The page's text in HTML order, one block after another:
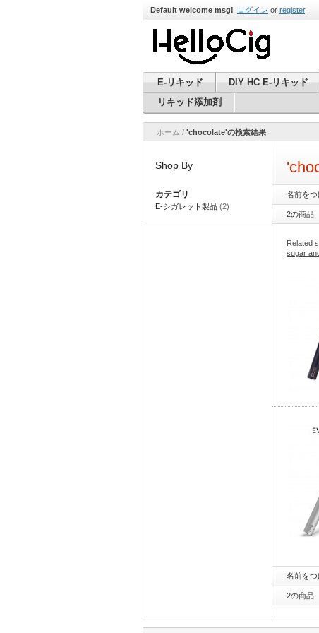
Default welcome msg! ログイン or register.
E-リキッド DIY HC E-リキッド
リキッド添加剤
ホーム / 'chocolate'の検索結果
名前をつ
2の商品
Related
sugar
名前をつ
2の商品
Shop By
カテゴリ
E-シガレット製品 (2)